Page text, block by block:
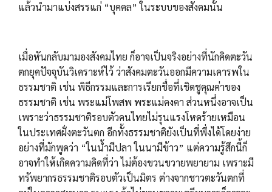
แล้วนำมาแบ่งสรรแก่ “บุคคล” ในระบบของสังคมนั้น
เมื่อหันกลับมามองสังคมไทย ก็อาจเป็นจริงอย่างที่นักคิดตะวัน
ตกยุคปัจจุบันวิเคราะห์ไว้ ว่าสังคมตะวันออกมีความเคารพใน
ธรรมชาติ เช่น พิธีกรรมและการเรียกชื่อที่เชิดชูคุณค่าของ
ธรรมชาติ เช่น พระแม่โพสพ พระแม่คงคา ส่วนหนึ่งอาจเป็น
เพราะว่าธรรมชาติรอบตัวคนไทยไม่รุนแรงโหดร้ายเหมือน
ในประเทศฝั่งตะวันตก อีกทั้งธรรมชาติยังเป็นที่พึ่งได้โดยง่าย
อย่างที่มักพูดว่า “ในน้ำมีปลา ในนามีข้าว” แต่ความรู้สึกนี้ก็
อาจทำให้เกิดความคิดที่ว่า ไม่ต้องขวนขวายพยายาม เพราะมี
ทรัพยากรธรรมชาติรอบตัวเป็นมิตร ต่างจากชาวตะวันตกที่